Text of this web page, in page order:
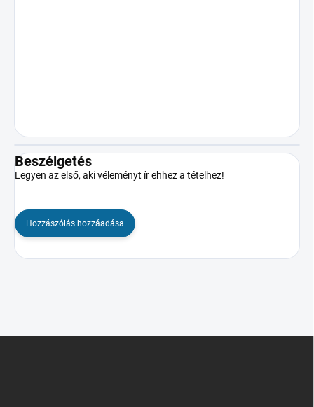
Beszélgetés
Legyen az első, aki véleményt ír ehhez a tételhez!
Hozzászólás hozzáadása